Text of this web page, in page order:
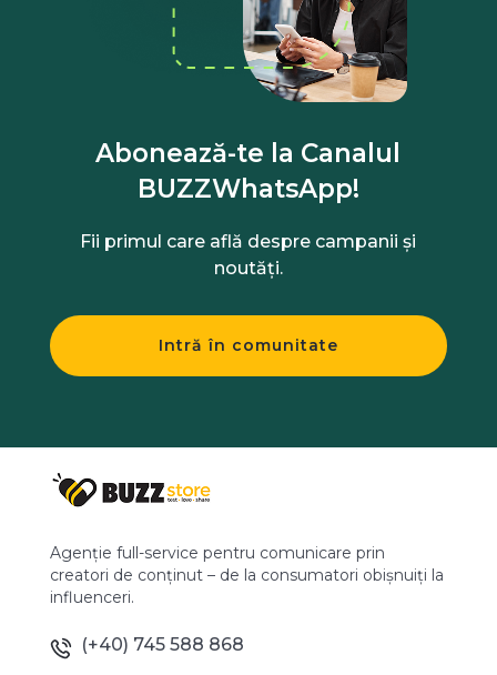
Abonează-te la Canalul
BUZZWhatsApp!
Fii primul care află despre campanii și
noutăți.
Intră în comunitate
Agenție full-service pentru comunicare prin
creatori de conținut – de la consumatori obișnuiți la
influenceri.
(+40) 745 588 868